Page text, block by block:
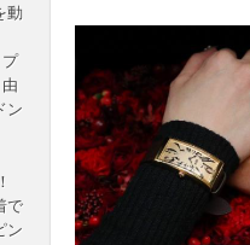
動
ン
で
ン